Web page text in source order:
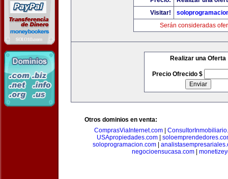
Visitar!
Serán consideradas
Realizar una Oferta
Precio Ofrecido $
Otros dominios en venta:
ComprasViaInternet.com
USApropiedades.com
soloprogramacion.com
negocioensucasa.com|